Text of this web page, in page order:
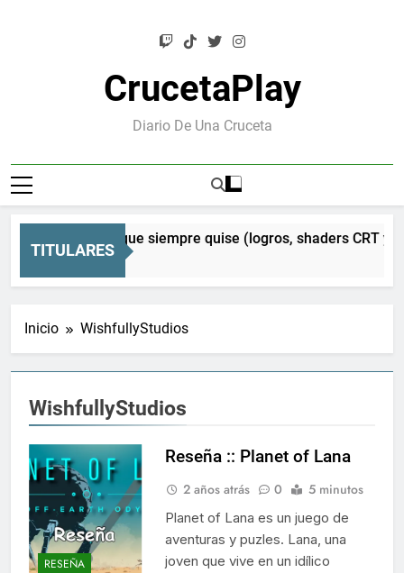
CrucetaPlay
Diario De Una Cruceta
TITULARES
el Mesen que siempre quise (logros, shaders CRT y
Inicio WishfullyStudios
WishfullyStudios
RESEÑA
Reseña :: Planet of Lana
2 años atrás 0 5 minutos
Planet of Lana es un juego de
aventuras y puzles. Lana, una
joven que vive en un idílico